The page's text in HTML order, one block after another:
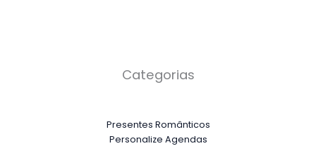
Categorias
Presentes Românticos
Personalize Agendas